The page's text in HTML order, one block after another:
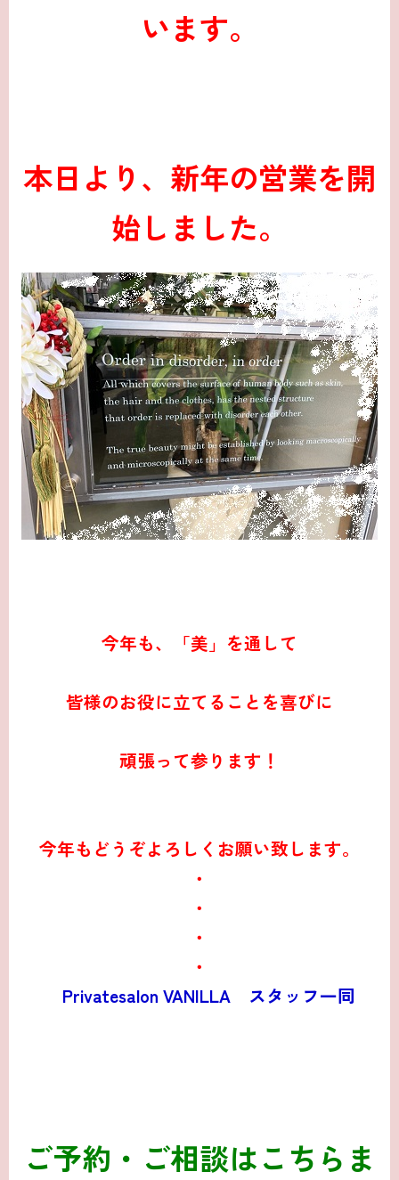
います。
本日より、新年の営業を開
始しました。
今年も、「美」を通して
皆様のお役に立てることを喜びに
頑張って参ります！
今年もどうぞよろしくお願い致します。
・
・
・
・
Privatesalon VANILLA スタッフ一同
ご予約・ご相談はこちらま